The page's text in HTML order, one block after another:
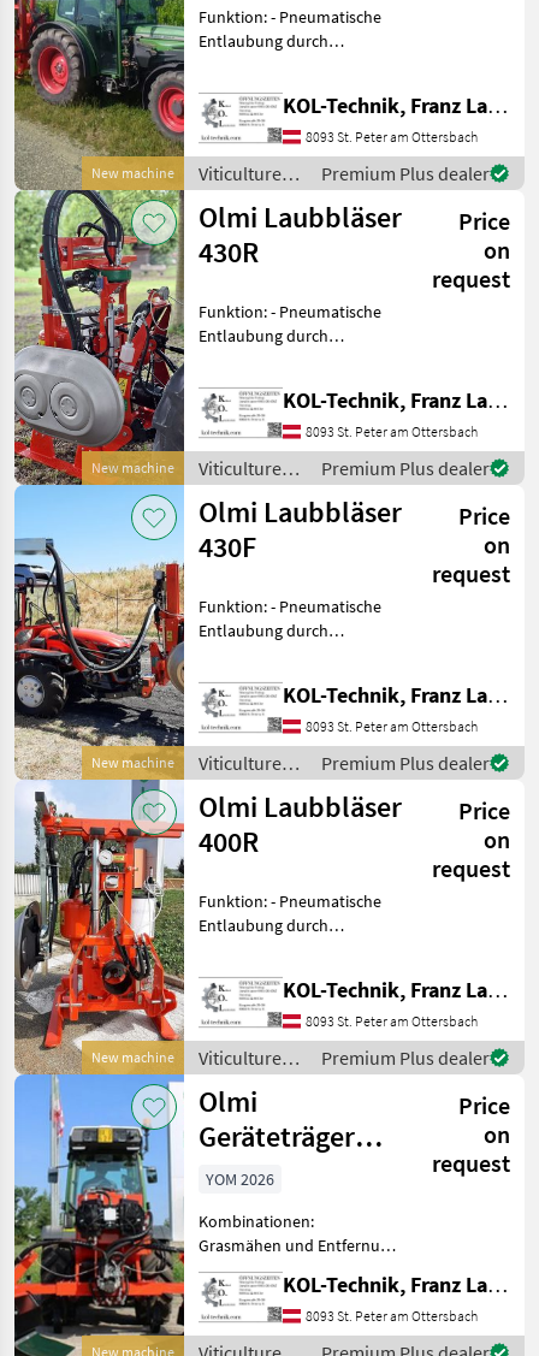
New machine
Funktion: - Pneumatische
Entlaubung durch
werden aus der
Traubenzone weggeblasen
Vorteile: - Keine Berührung
der Trauben - Höhere Tra
KOL-Technik, Franz Lampl-Küssner
8093 St. Peter am Ottersbach
Viticulture
equipment /
Olmi
Premium Plus dealer
New machine
Olmi Laubbläser
430R
Price
on
request
Funktion: - Pneumatische
Entlaubung durch
werden aus der
Traubenzone weggeblasen
Vorteile: - Keine Berührung
der Trauben - Höhere Tra
KOL-Technik, Franz Lampl-Küssner
8093 St. Peter am Ottersbach
Viticulture
equipment /
Olmi
Premium Plus dealer
New machine
Olmi Laubbläser
430F
Price
on
request
Funktion: - Pneumatische
Entlaubung durch
werden aus der
Traubenzone weggeblasen
Vorteile: - Keine Berührung
der Trauben - Höhere Tra
KOL-Technik, Franz Lampl-Küssner
8093 St. Peter am Ottersbach
Viticulture
equipment /
Olmi
Premium Plus dealer
New machine
Olmi Laubbläser
400R
Price
on
request
Funktion: - Pneumatische
Entlaubung durch
werden aus der
Traubenzone weggeblasen
Vorteile: - Keine Berührung
der Trauben - Höhere Tra
KOL-Technik, Franz Lampl-Küssner
8093 St. Peter am Ottersbach
Viticulture
equipment /
Olmi
Premium Plus dealer
New machine
Olmi
Geräteträger
Comby
Price
on
request
YOM 2026
Kombinationen:
Grasmähen und Entfernung
der Stockaustriebe im
Weinbau und Obstbau, mit
neuem System Happy
Plant, die Weinstöcke,
KOL-Technik, Franz Lampl-Küssner
8093 St. Peter am Ottersbach